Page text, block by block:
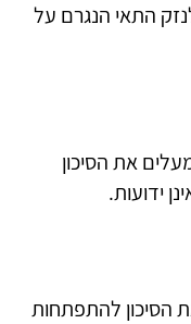
התאי הנגרם על
מעלים את הסיכון
ידועות.
הסיכון להתפתחות